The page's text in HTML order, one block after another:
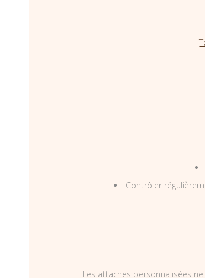
Contrôler
Les attaches personnalisées